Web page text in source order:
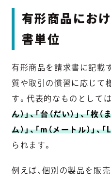
有形商品にお
書単位
有形商品を請求書に記載
質や取引の慣習に応じて
す。代表的なものとしては
ん）」、「台（だい）」、「枚
ム）」、「m（メートル）」、
られます。
例えば、個別の製品を販売